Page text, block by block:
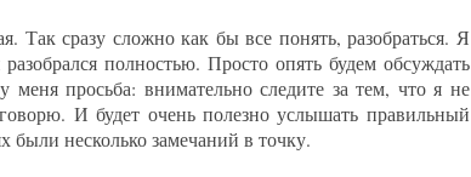
Так сразу сложно как бы все понять, разобраться. Я
полностью. Просто опять будем обсуждать
меня просьба: внимательно следите за тем, что я не
И будет очень полезно услышать правильный
были несколько замечаний в точку.